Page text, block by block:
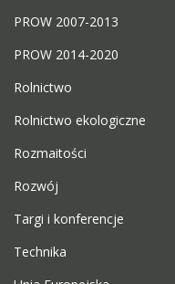
PROW 2007-2013
PROW 2014-2020
Rolnictwo
Rolnictwo ekologiczne
Rozmaitości
Rozwój
Targi i konferencje
Technika